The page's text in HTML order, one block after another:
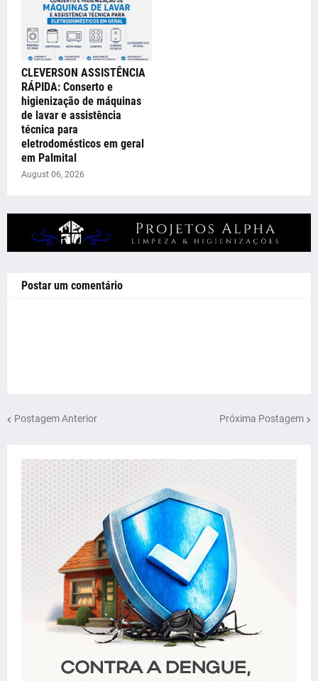
CLEVERSON ASSISTÊNCIA
RÁPIDA: Conserto e
higienização de máquinas
de lavar e assistência
técnica para
eletrodomésticos em geral
em Palmital
August 06, 2026
Postar um comentário
Postagem Anterior Próxima Postagem